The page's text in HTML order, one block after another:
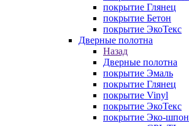
покрытие Глянец
покрытие Бетон
покрытие ЭкоТекс
Дверные полотна
Назад
Дверные полотна
покрытие Эмаль
покрытие Глянец
покрытие Vinyl
покрытие ЭкоТекс
покрытие Эко-шпон